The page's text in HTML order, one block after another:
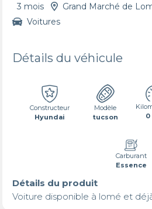
3 mois
Grand Marché de
Voitures
Détails du véhicule
Constructeur
Hyundai
Modèle
tucson
0
Carburant
Essence
Détails du produit
Voiture disponible à lomé et